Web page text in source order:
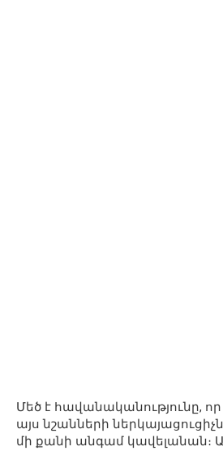
Մեծ է հավանականությունը,
այս նշանների
մի քանի անգամ կավելանան։